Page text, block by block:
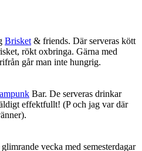
Brisket & friends. Där serveras kött
rökt oxbringa. Gärna med
går man inte hungrig.
Bar. De serveras drinkar
effektfullt! (P och jag var där
vecka med semesterdagar